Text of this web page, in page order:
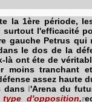
la 1ère période,
surtout l'efficacité
gauche Petrus
le dos de la
là ont éte de
moins tranchant
assez haute
dans l'Arena du
d'opposition,r